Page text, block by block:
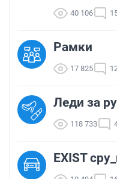
40 106
Рамки
17 825
Леди за
118 733
EXIST